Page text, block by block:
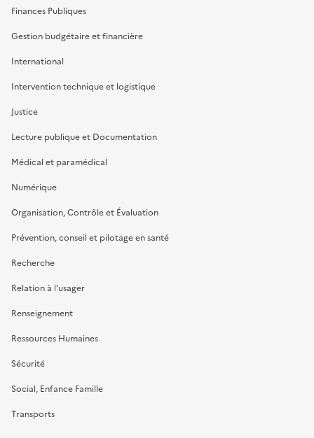
Finances Publiques
Gestion budgétaire et financière
International
Intervention technique et logistique
Justice
Lecture publique et Documentation
Médical et paramédical
Numérique
Organisation, Contrôle et Évaluation
Prévention, conseil et pilotage en santé
Recherche
Relation à l’usager
Renseignement
Ressources Humaines
Sécurité
Social, Enfance Famille
Transports